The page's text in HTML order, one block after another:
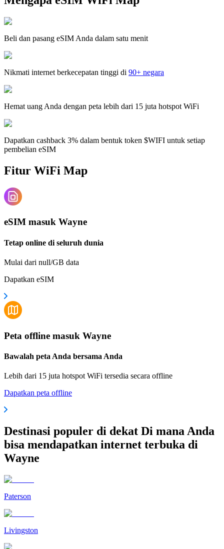
Beli dan pasang eSIM Anda dalam satu menit
Nikmati internet berkecepatan tinggi di 90+ negara
Hemat uang Anda dengan peta lebih dari 15 juta hotspot WiFi
Dapatkan cashback 3% dalam bentuk token $WIFI untuk setiap
pembelian eSIM
Fitur WiFi Map
eSIM masuk Wayne
Tetap online di seluruh dunia
Mulai dari null/GB data
Dapatkan eSIM
Peta offline masuk Wayne
Bawalah peta Anda bersama Anda
Lebih dari 15 juta hotspot WiFi tersedia secara offline
Dapatkan peta offline
Destinasi populer di dekat Di mana Anda
bisa mendapatkan internet terbuka di
Wayne
Paterson
Livingston